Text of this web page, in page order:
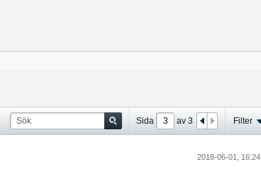
Sida av 3 Filter
2018-06-01, 16:24